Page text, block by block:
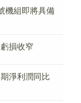
機組即將具備
損收窄
淨利潤同比